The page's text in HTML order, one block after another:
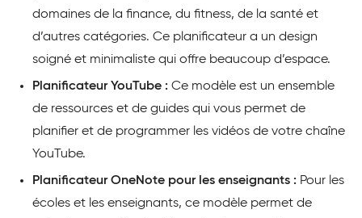
domaines de la finance, du fitness, de la santé et
d’autres catégories. Ce planificateur a un design
soigné et minimaliste qui offre beaucoup d’espace.
Planificateur YouTube : Ce modèle est un ensemble
de ressources et de guides qui vous permet de
planifier et de programmer les vidéos de votre chaîne
YouTube.
Planificateur OneNote pour les enseignants : Pour les
écoles et les enseignants, ce modèle permet de